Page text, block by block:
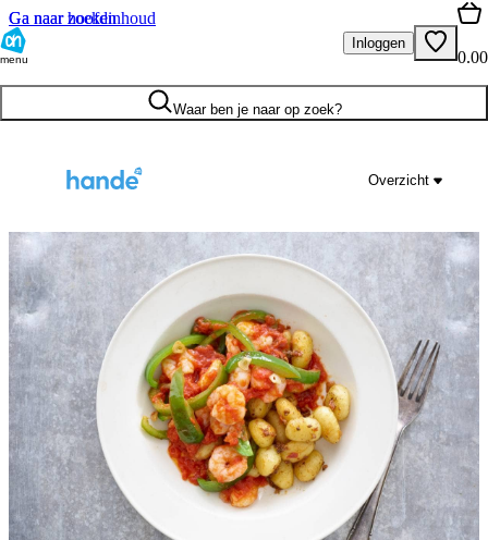
Ga naar hoofdinhoud
Ga naar zoeken
menu
Inloggen
0.00
Waar ben je naar op zoek?
Overzicht